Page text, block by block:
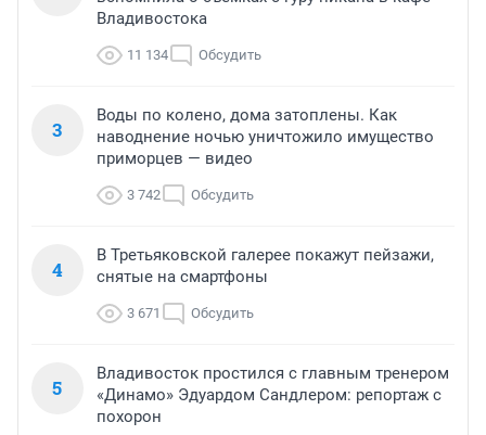
Владивостока
11 134 Обсудить
3
Воды по колено, дома затоплены. Как
наводнение ночью уничтожило имущество
приморцев — видео
3 742 Обсудить
4
В Третьяковской галерее покажут пейзажи,
снятые на смартфоны
3 671 Обсудить
5
Владивосток простился с главным тренером
«Динамо» Эдуардом Сандлером: репортаж с
похорон